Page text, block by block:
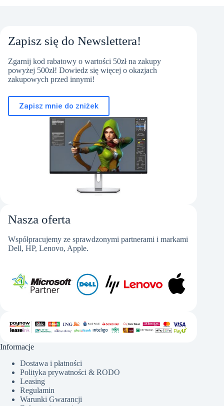
Zapisz się do Newslettera!
Zgarnij kod rabatowy o wartości 50zł na zakupy
powyżej 500zł! Dowiedz się więcej o okazjach
zakupowych przed innymi!
Zapisz mnie do zniżek
Nasza oferta
Współpracujemy ze sprawdzonymi partnerami i markami
Dell, HP, Lenovo, Apple.
Informacje
Dostawa i płatności
Polityka prywatności & RODO
Leasing
Regulamin
Warunki Gwarancji